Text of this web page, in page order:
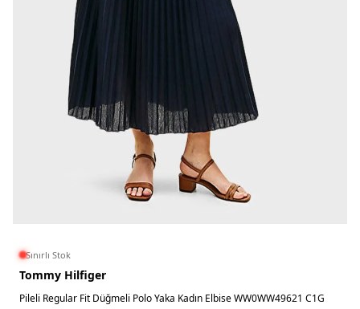
Sınırlı Stok
Tommy Hilfiger
Pileli Regular Fit Düğmeli Polo Yaka Kadın Elbise WW0WW49621 C1G